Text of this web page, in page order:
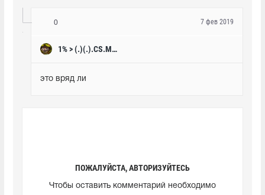
0
1% > (.)(.).CS.MONEY
7 фев 2019
это вряд ли
ПОЖАЛУЙСТА, АВТОРИЗУЙТЕСЬ
Чтобы оставить комментарий необходимо